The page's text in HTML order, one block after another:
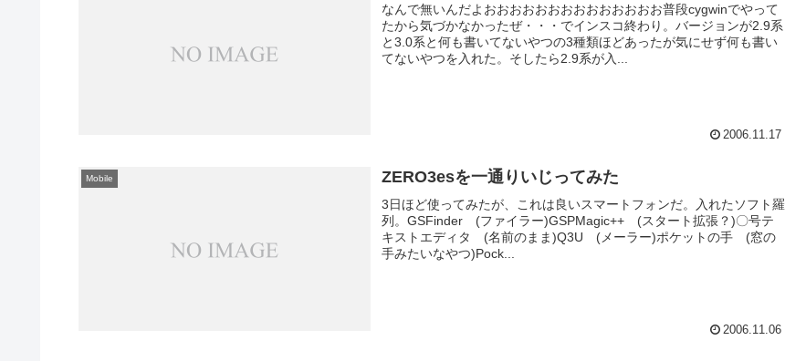
なんで無いんだよおおおおおおおおおおおおおお普段cygwinでやって
たから気づかなかったぜ・・・でインスコ終わり。バージョンが2.9系
と3.0系と何も書いてないやつの3種類ほどあったが気にせず何も書い
てないやつを入れた。そしたら2.9系が入...
2006.11.17
Mobile ZERO3esを一通りいじってみた
3日ほど使ってみたが、これは良いスマートフォンだ。入れたソフト羅
列。GSFinder (ファイラー)GSPMagic++ (スタート拡張？)〇号テ
キストエディタ (名前のまま)Q3U (メーラー)ポケットの手 (窓の
手みたいなやつ)Pock...
2006.11.06